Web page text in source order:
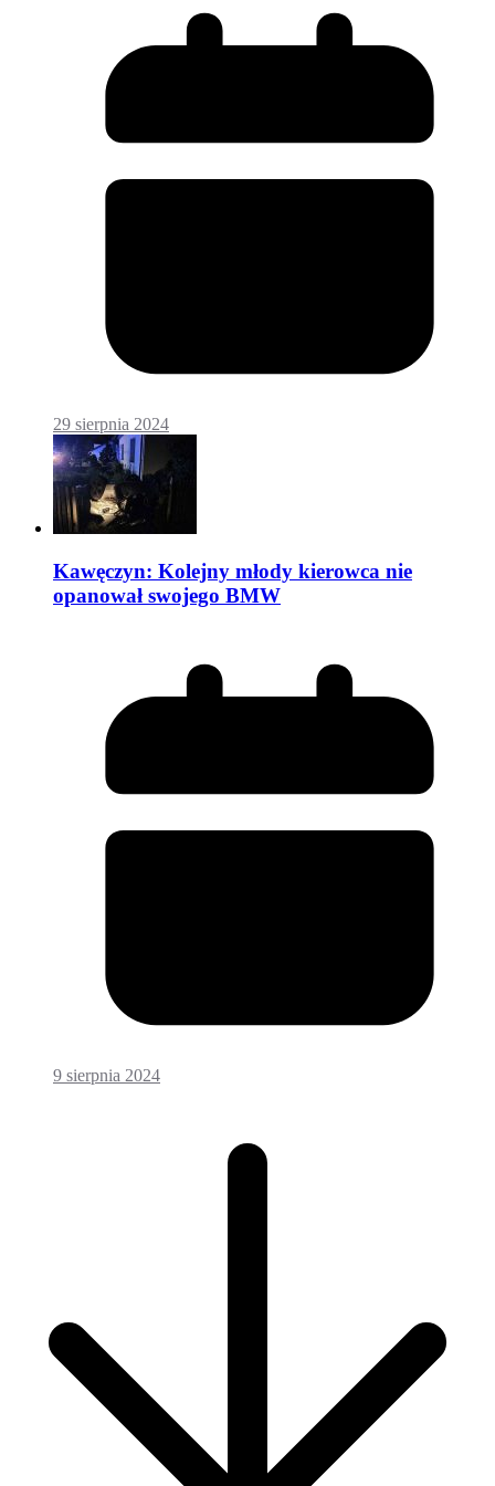
29 sierpnia 2024
Kawęczyn: Kolejny młody kierowca nie
opanował swojego BMW
9 sierpnia 2024